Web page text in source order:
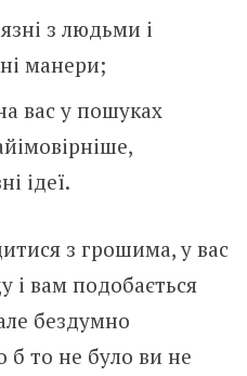
з людьми і
манери;
вас у пошуках
ідеї.
з грошима, у вас
і вам подобається
бездумно
б то не було ви не